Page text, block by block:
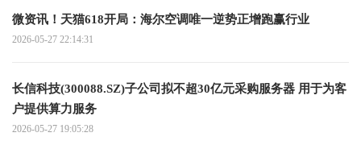
微资讯！天猫618开局：海尔空调唯一逆势正增跑赢行业
2026-05-27 22:14:31
长信科技(300088.SZ)子公司拟不超30亿元采购服务器 用于为客
户提供算力服务
2026-05-27 19:05:28